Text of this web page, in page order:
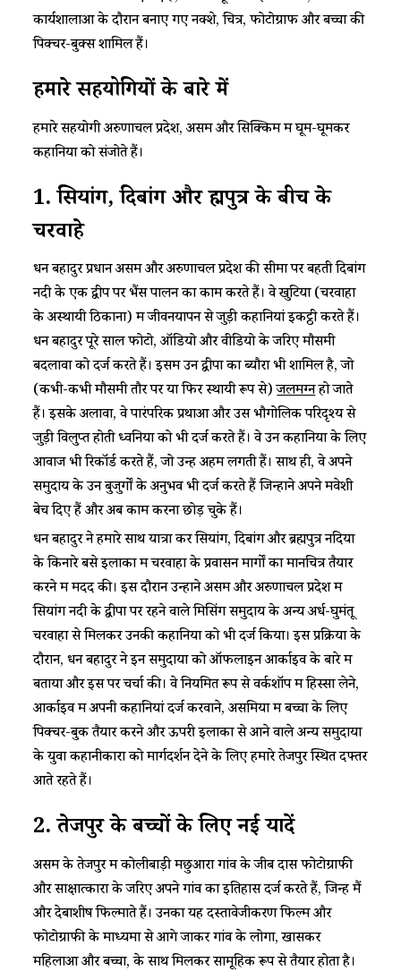
कार्यशालाओं के दौरान बनाए गए नक्शे, चित्र, फोटोग्राफ और बच्चों की
पिक्चर-बुक्स शामिल हैं।
हमारे सहयोगियों के बारे में
हमारे सहयोगी अरुणाचल प्रदेश, असम और सिक्किम में घूम-घूमकर
कहानियों को संजोते हैं।
1. सियांग, दिबांग और ब्रह्मपुत्र के बीच के
चरवाहे
धन बहादुर प्रधान असम और अरुणाचल प्रदेश की सीमा पर बहती दिबांग
नदी के एक द्वीप पर भैंस पालन का काम करते हैं। वे खुटियों (चरवाहों
के अस्थायी ठिकानों) में जीवनयापन से जुड़ी कहानियां इकट्ठी करते हैं।
धन बहादुर पूरे साल फोटो, ऑडियो और वीडियो के जरिए मौसमी
बदलावों को दर्ज करते हैं। इसमें उन द्वीपों का ब्यौरा भी शामिल है, जो
(कभी-कभी मौसमी तौर पर या फिर स्थायी रूप से)जलमग्नहो जाते
हैं। इसके अलावा, वे पारंपरिक प्रथाओं और उस भौगोलिक परिदृश्य से
जुड़ी विलुप्त होती ध्वनियों को भी दर्ज करते हैं। वे उन कहानियों के लिए
आवाजें भी रिकॉर्ड करते हैं, जो उन्हें अहम लगती हैं। साथ ही, वे अपने
समुदाय के उन बुजुर्गों के अनुभव भी दर्ज करते हैं जिन्होंने अपने मवेशी
बेच दिए हैं और अब काम करना छोड़ चुके हैं।
धन बहादुर ने हमारे साथ यात्रा कर सियांग, दिबांग और ब्रह्मपुत्र नदियों
के किनारे बसे इलाकों में चरवाहों के प्रवासन मार्गों का मानचित्र तैयार
करने में मदद की। इस दौरान उन्होंने असम और अरुणाचल प्रदेश में
सियांग नदी के द्वीपों पर रहने वाले मिसिंग समुदाय के अन्य अर्ध-घुमंतू
चरवाहों से मिलकर उनकी कहानियों को भी दर्ज किया। इस प्रक्रिया के
दौरान, धन बहादुर ने इन समुदायों को ऑफलाइन आर्काइव के बारे में
बताया और इस पर चर्चा की। वे नियमित रूप से वर्कशॉप में हिस्सा लेने,
आर्काइव में अपनी कहानियां दर्ज करवाने, असमिया में बच्चों के लिए
पिक्चर-बुक तैयार करने और ऊपरी इलाकों से आने वाले अन्य समुदायों
के युवा कहानीकारों को मार्गदर्शन देने के लिए हमारे तेजपुर स्थित दफ्तर
आते रहते हैं।
2. तेजपुर के बच्चों के लिए नई यादें
असम के तेजपुर में कोलीबाड़ी मछुआरा गांव के जीब दास फोटोग्राफी
और साक्षात्कारों के जरिए अपने गांव का इतिहास दर्ज करते हैं, जिन्हें मैं
और देबाशीष फिल्माते हैं। उनका यह दस्तावेजीकरण फिल्म और
फोटोग्राफी के माध्यमों से आगे जाकर गांव के लोगों, खासकर
महिलाओं और बच्चों, के साथ मिलकर सामूहिक रूप से तैयार होता है।